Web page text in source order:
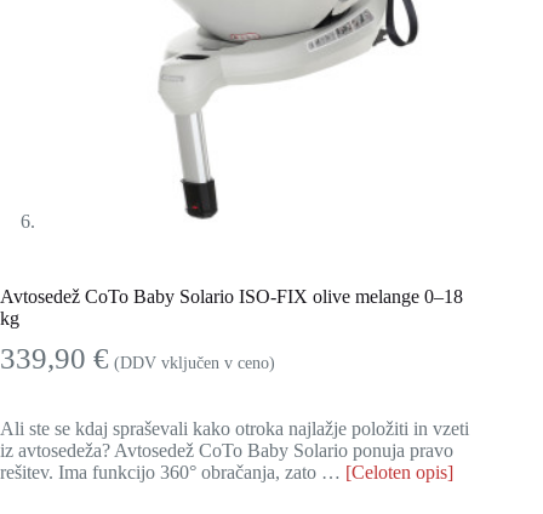
Avtosedež CoTo Baby Solario ISO-FIX olive melange 0–18
kg
339,90 € (DDV vključen v ceno)
Ali ste se kdaj spraševali kako otroka najlažje položiti in vzeti
iz avtosedeža? Avtosedež CoTo Baby Solario ponuja pravo
rešitev. Ima funkcijo 360° obračanja, zato … [Celoten opis]